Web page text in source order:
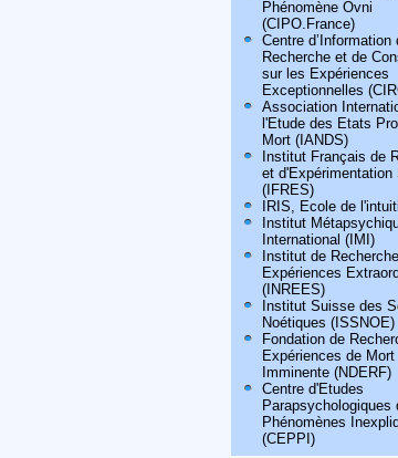
Phénomène Ovni
(CIPO.France)
Centre d’Information
Recherche et de
sur les Expériences
Exceptionnelles
Association
l'Etude des Etats
Mort (IANDS)
Institut Français de
et d'Expérimentation
(IFRES)
IRIS, Ecole de
Institut
International (IMI)
Institut de
Expériences
(INREES)
Institut Suisse des
Noétiques (ISSNOE)
Fondation de
Expériences de Mort
Imminente (NDERF)
Centre d'Etudes
Parapsychologiques
Phénomènes
(CEPPI)